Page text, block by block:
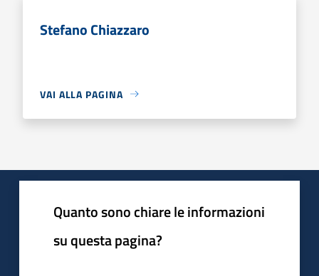
Stefano Chiazzaro
VAI ALLA PAGINA
Quanto sono chiare le informazioni
su questa pagina?